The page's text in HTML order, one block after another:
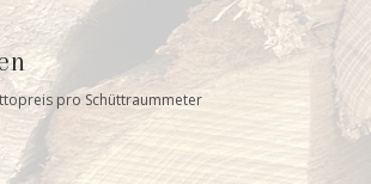
pro Schüttraummeter